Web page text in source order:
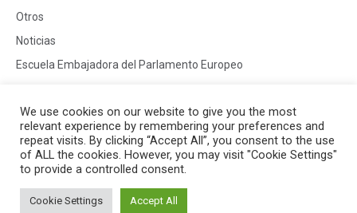
Otros
Noticias
Escuela Embajadora del Parlamento Europeo
Política de cookies
We use cookies on our website to give you the most
relevant experience by remembering your preferences and
repeat visits. By clicking “Accept All”, you consent to the use
of ALL the cookies. However, you may visit "Cookie Settings"
to provide a controlled consent.
Cookie Settings Accept All